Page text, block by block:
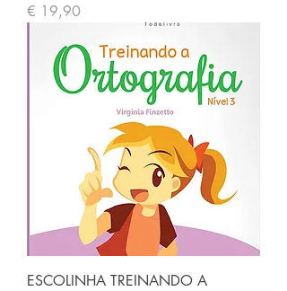
Preço
€ 19,90
ESCOLINHA TREINANDO A